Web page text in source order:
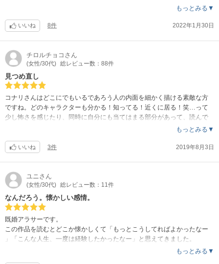
く祖母にもスポットが当てられてきて・・・今度は母のお暇とか。う〜
そろそろ着地点が欲しいなぁと、好きだったからこそ思います。
もっとみる▼
いいね 8件 2022年1月30日
チロルチョコ さん
(女性/30代) 総レビュー数：88件
見つめ直し
コナリさんはどこにでもいるであろう人の内面を細かく描ける素敵な方
ですね。どのキャラクターも分かる！知ってる！近くに居る！笑…って
少し怖さを感じたり、同時に自分にも当てはまる部分があって、読んで
いる間は凪と共に自分を見つめ直す時間が持てます。合間に出てくる節
もっとみる▼
いいね 3件 2019年8月3日
ユニさん
(女性/30代) 総レビュー数：11件
なんだろう。懐かしい感情。
既婚アラサーです。
この作品を読むとどこか懐かしくて「もっとこうしてればよかったなー
」「こんな人生、一度は経験したかったなー」と思えてきました。
凪ちゃんと周囲の人たちの関係、凪彼女の生活、ファッション、母親と
もっとみる▼